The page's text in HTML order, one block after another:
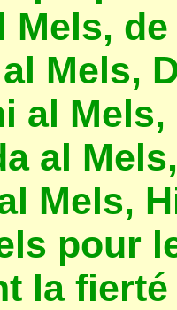
Mels,
Mels,
al
al
Mels,
pour
la